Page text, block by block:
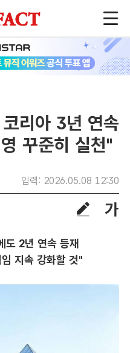
리아 3년 연속
꾸준히 실천"
입력: 2026.05.08 12:30
도 2년 연속 등재
지속 강화할 것"